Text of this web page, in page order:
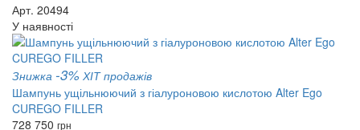
Арт. 20494
У наявності
Знижка -3% ХІТ продажів
Шампунь ущільнюючий з гіалуроновою кислотою Alter Ego
CUREGO FILLER
728 750 грн